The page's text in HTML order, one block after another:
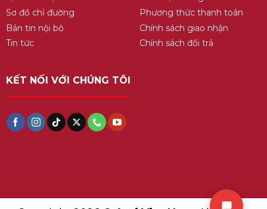
Sơ đồ chỉ đường
Bản tin nội bộ
Tin tức
Phương thức thanh toán
Chính sách giao nhận
Chính sách đổi trả
KẾT NỐI VỚI CHÚNG TÔI